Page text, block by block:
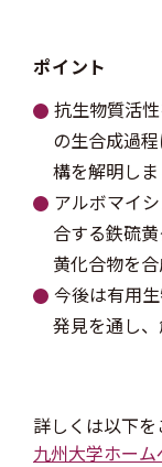
ポイント
抗生物質活
の生合成過
構を解明しま
アルボマイ
合する鉄硫
黄化合物を
今後は有用
発見を通し、
詳しくは以下を
九州大学ホーム